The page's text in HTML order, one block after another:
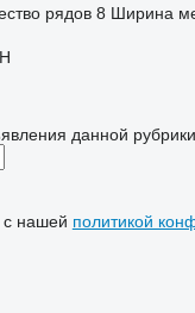
рядов 8 Ширина
данной рубрики
с нашей политикой